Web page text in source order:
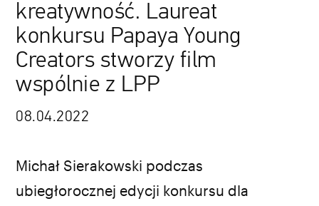
kreatywność. Laureat
konkursu Papaya Young
Creators stworzy film
wspólnie z LPP
08.04.2022
FACEBOOK TWITTER PINTEREST
Michał Sierakowski podczas
ubiegłorocznej edycji konkursu dla